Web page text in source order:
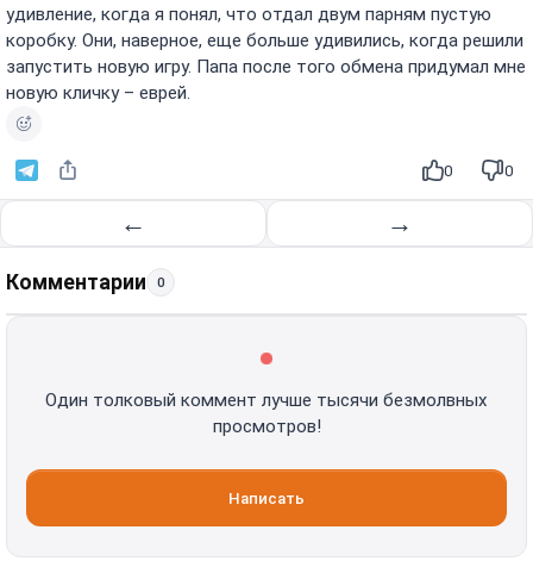
удивление, когда я понял, что отдал двум парням пустую
коробку. Они, наверное, еще больше удивились, когда решили
запустить новую игру. Папа после того обмена придумал мне
новую кличку – еврей.
0 0
← →
Комментарии 0
Один толковый коммент лучше тысячи безмолвных
просмотров!
Написать